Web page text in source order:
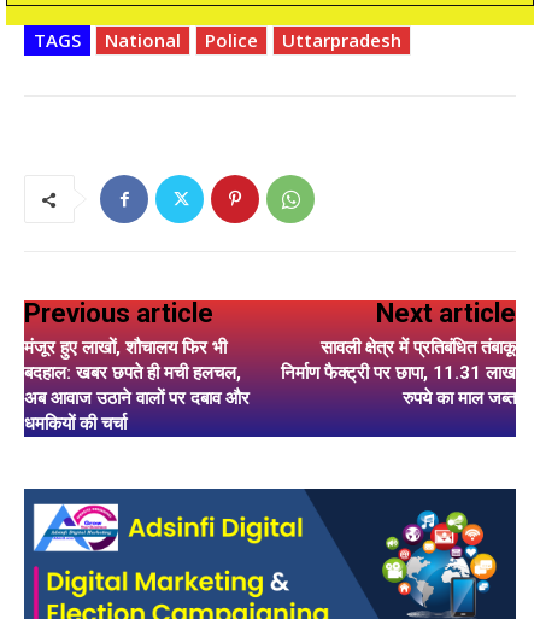
TAGS National Police Uttarpradesh
Previous article
मंजूर हुए लाखों, शौचालय फिर भी
बदहाल: खबर छपते ही मची हलचल,
अब आवाज उठाने वालों पर दबाव और
धमकियों की चर्चा
Next article
सावली क्षेत्र में प्रतिबंधित तंबाकू
निर्माण फैक्ट्री पर छापा, 11.31 लाख
रुपये का माल जब्त